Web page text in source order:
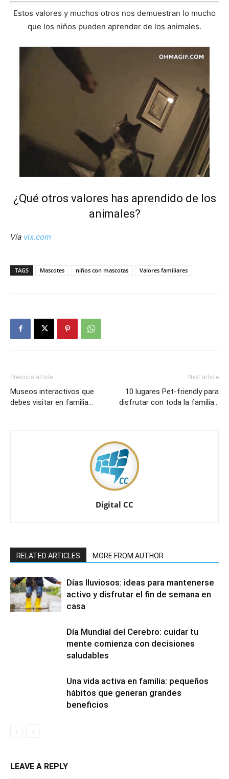
Estos valores y muchos otros nos demuestran lo mucho
que los niños pueden aprender de los animales.
¿Qué otros valores has aprendido de los
animales?
Vía vix.com
TAGS Mascotes niños con mascotas Valores familiares
Previous article
Museos interactivos que
debes visitar en familia…
Next article
10 lugares Pet-friendly para
disfrutar con toda la familia…
Digital CC
RELATED ARTICLES MORE FROM AUTHOR
Días lluviosos: ideas para mantenerse
activo y disfrutar el fin de semana en
casa
Día Mundial del Cerebro: cuidar tu
mente comienza con decisiones
saludables
Una vida activa en familia: pequeños
hábitos que generan grandes
beneficios
LEAVE A REPLY